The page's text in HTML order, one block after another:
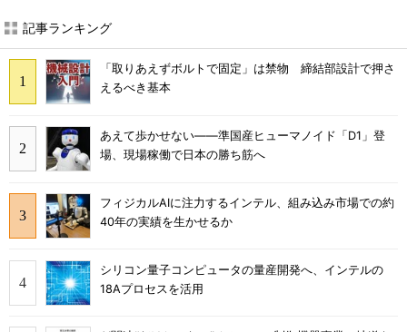
記事ランキング
「取りあえずボルトで固定」は禁物 締結部設計で押さ
えるべき基本
あえて歩かせない――準国産ヒューマノイド「D1」登
場、現場稼働で日本の勝ち筋へ
フィジカルAIに注力するインテル、組み込み市場での約
40年の実績を生かせるか
シリコン量子コンピュータの量産開発へ、インテルの
18Aプロセスを活用